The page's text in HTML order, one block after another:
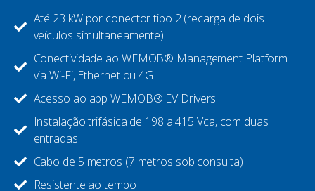
Até 23 kW por conector tipo 2 (recarga de dois
veículos simultaneamente)
Conectividade ao WEMOB® Management Platform
via Wi-Fi, Ethernet ou 4G
Acesso ao app WEMOB® EV Drivers
Instalação trifásica de 198 a 415 Vca, com duas
entradas
Cabo de 5 metros (7 metros sob consulta)
Resistente ao tempo